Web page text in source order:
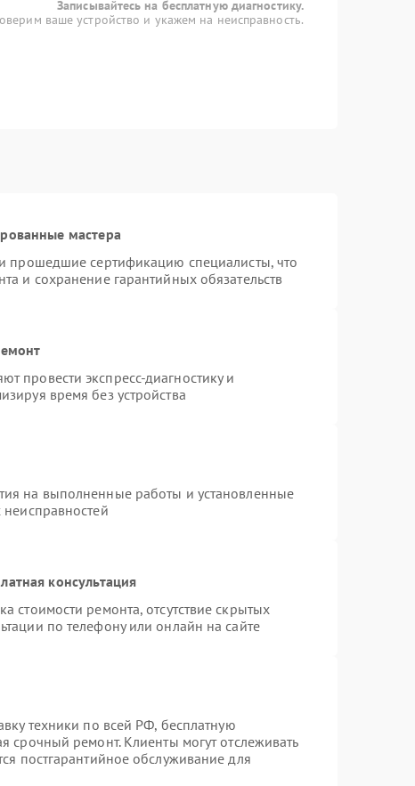
Записывайтесь на бесплатную диагностику.
ваше устройство и укажем на неисправность.
мастера
прошедшие сертификацию специалисты, что
и сохранение гарантийных обязательств
провести экспресс-диагностику и
время без устройства
на выполненные работы и установленные
консультация
стоимости ремонта, отсутствие скрытых
по телефону или онлайн на сайте
техники по всей РФ, бесплатную
срочный ремонт. Клиенты могут отслеживать
постгарантийное обслуживание для